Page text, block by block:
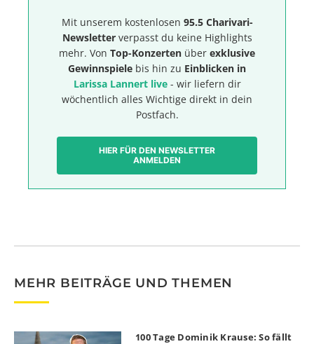
Mit unserem kostenlosen 95.5 Charivari-
Newsletterverpasst du keine Highlights
mehr. Von Top-Konzerten über exklusive
Gewinnspiele bis hin zu Einblicken in
Larissa Lannert live- wir liefern dir
wöchentlich alles Wichtige direkt in dein
Postfach.
HIER FÜR DEN NEWSLETTER
ANMELDEN
MEHR BEITRÄGE UND THEMEN
100 Tage Dominik Krause: So fällt